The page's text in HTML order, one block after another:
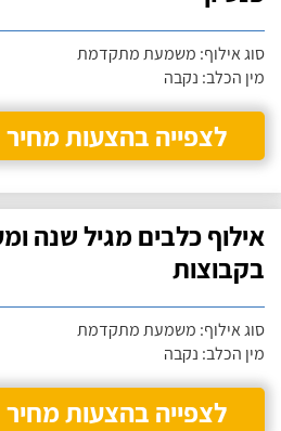
סוג אילוף: משמעת מתקדמת
מין הכלב: נקבה
לצפייה בהצעות מחיר
אילוף כלבים מגיל שנה
בקבוצות
סוג אילוף: משמעת מתקדמת
מין הכלב: נקבה
לצפייה בהצעות מחיר